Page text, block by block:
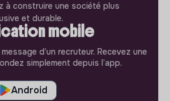
à construire une société plus
et durable.
mobile
d’un recruteur. Recevez une
simplement depuis l’app.
Android